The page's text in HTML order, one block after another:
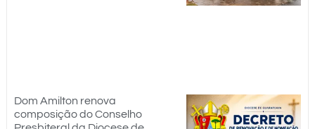
Dom Amilton renova
composição do Conselho